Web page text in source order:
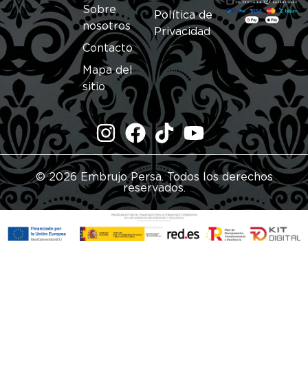
Sobre
nosotros
Contacto
Mapa del
sitio
Política de
Privacidad
© 2026 Embrujo Persa. Todos los derechos
reservados.